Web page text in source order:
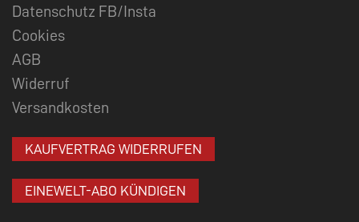
Datenschutz FB/Insta
Cookies
AGB
Widerruf
Versandkosten
KAUFVERTRAG WIDERRUFEN
EINEWELT-ABO KÜNDIGEN